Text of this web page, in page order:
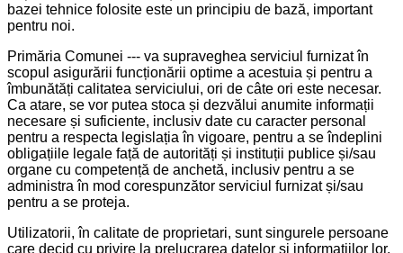
bazei tehnice folosite este un principiu de bază, important
pentru noi.
Primăria Comunei --- va supraveghea serviciul furnizat în
scopul asigurării funcționării optime a acestuia și pentru a
îmbunătăți calitatea serviciului, ori de câte ori este necesar.
Ca atare, se vor putea stoca și dezvălui anumite informații
necesare și suficiente, inclusiv date cu caracter personal
pentru a respecta legislația în vigoare, pentru a se îndeplini
obligațiile legale față de autorități și instituții publice și/sau
organe cu competență de anchetă, inclusiv pentru a se
administra în mod corespunzător serviciul furnizat și/sau
pentru a se proteja.
Utilizatorii, în calitate de proprietari, sunt singurele persoane
care decid cu privire la prelucrarea datelor şi informațiilor lor,